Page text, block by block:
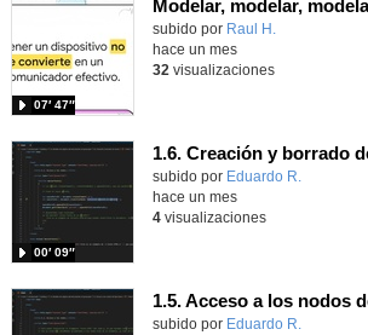
Contenido educativo.
subido por Raul H.
07′ 47″
hace un mes
32 visualizaciones
Contenido educativo.
subido por Eduardo R.
00′ 09″
hace un mes
4visualizaciones
Contenido educativo.
subido por Eduardo R.